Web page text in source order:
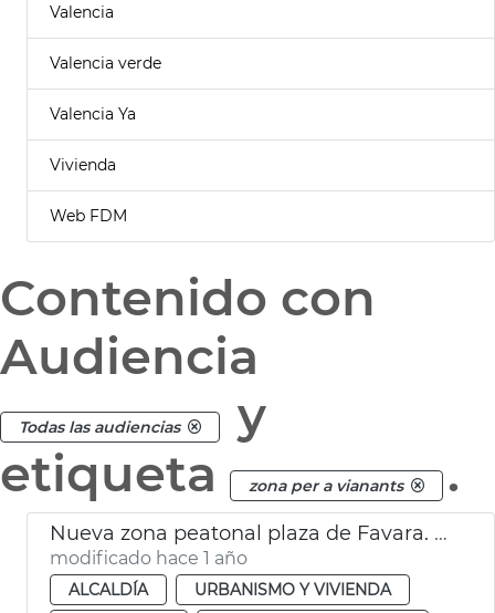
Valencia
Valencia verde
Valencia Ya
Vivienda
Web FDM
Contenido con
Audiencia
Todas las audiencias
y
etiqueta
zona per a vianants .
Nueva zona peatonal plaza de Favara. València
modificado hace 1 año
ALCALDÍA
URBANISMO Y VIVIENDA